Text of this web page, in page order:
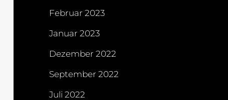
Februar 2023
Januar 2023
Dezember 2022
September 2022
Juli 2022